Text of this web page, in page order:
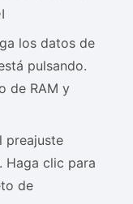
los datos de
pulsando.
de RAM y
preajuste
Haga clic para
de